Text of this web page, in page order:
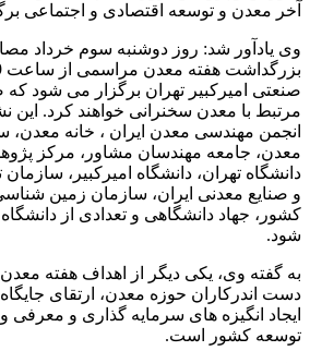
آخر معدن و توسعه اقتصادی و اجتماعی
وی یادآور شد: روز دوشنبه سوم خرداد
صنعتی امیرکبیر تهران برگزار می شود
مرتبط با معدن سخنرانی خواهند کرد.
انجمن مهندسی معدن ایران ، خانه
معدن، جامعه مهندسان مشاور، مرکز
دانشگاه تهران، دانشگاه امیرکبیر،
و صنایع معدنی ایران، سازمان زمین
کشور، جهاد دانشگاهی و تعدادی از
شود.
به گفته وی، یکی دیگر از اهداف هفته
دست اندرکاران حوزه معدن، ارتقای
ایجاد انگیزه های سرمایه گذاری و معرفی
توسعه کشور است.